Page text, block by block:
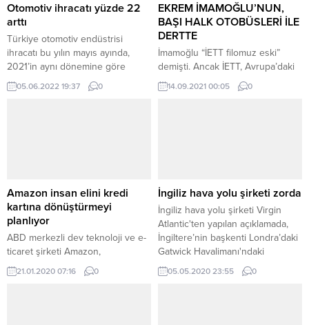
Otomotiv ihracatı yüzde 22
arttı
Türkiye otomotiv endüstrisi
ihracatı bu yılın mayıs ayında,
2021’in aynı dönemine göre
yüzde 22 artış ile 2,3 milyar dolar
oldu. Uludağ Otomotiv Endüstrisi
önceki...
05.06.2022 19:37 0
EKREM İMAMOĞLU’NUN,
BAŞI HALK OTOBÜSLERİ İLE
DERTTE
İmamoğlu “İETT filomuz eski”
demişti. Ancak İETT, Avrupa’daki
en genç filoya sahip. Sorun, CHP
İstanbul Milletvekili Özgür
14.09.2021 00:05 0
Amazon insan elini kredi
kartına dönüştürmeyi
planlıyor
ABD merkezli dev teknoloji ve e-
ticaret şirketi Amazon,
müşterilerinin mağazalardaki
belirlenmiş alanlarda sadece
21.01.2020 07:16 0
İngiliz hava yolu şirketi zorda
İngiliz hava yolu şirketi Virgin
Atlantic'ten yapılan açıklamada,
İngiltere’nin başkenti Londra’daki
Gatwick Havalimanı'ndaki
operasyonların sonlandırıldığı, 3
bin çalışanın işine son
05.05.2020 23:55 0